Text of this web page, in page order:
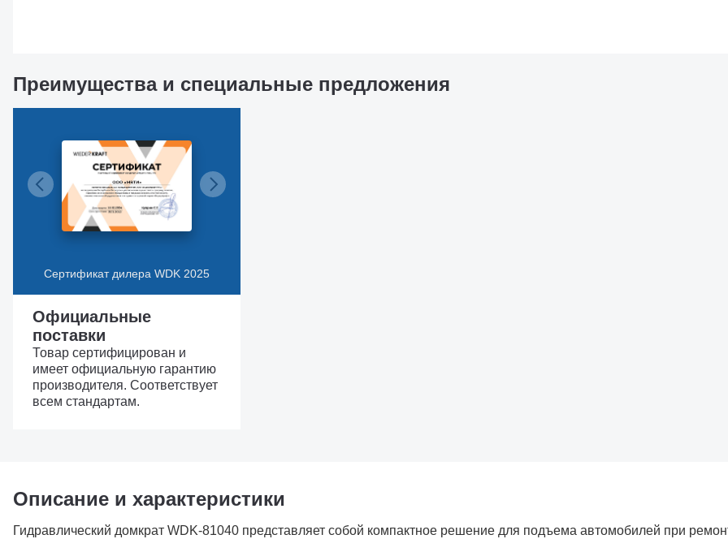
Преимущества и специальные предложения
Сертификат дилера WDK 2025
Официальные
поставки
Товар сертифицирован и
имеет официальную гарантию
производителя. Соответствует
всем стандартам.
Описание и характеристики
Гидравлический домкрат WDK-81040 представляет собой компактное решение для подъема автомобилей при